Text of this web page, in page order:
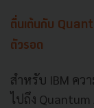
ตื่นเต้นกับ
ตัวรอด
สำหรับ IBM คว
ไปถึง